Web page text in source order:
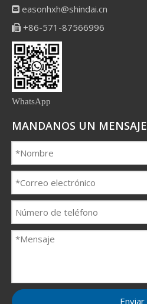
 easonhxh@shindai.cn
 +86-571-87566996
WhatsApp
MANDANOS UN MENSAJE
Enviar